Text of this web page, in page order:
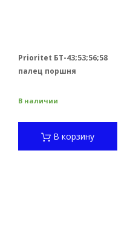
Prioritet БТ-43;53;56;58
палец поршня
В наличии
В корзину